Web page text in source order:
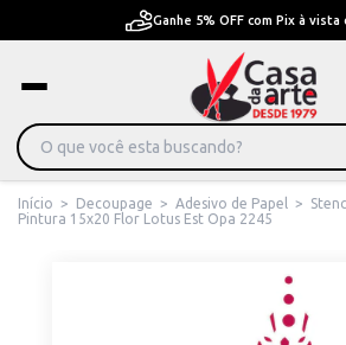
Ganhe 5% OFF com Pix à
Início > Decoupage > Adesivo de Papel >
Pintura 15x20 Flor Lotus Est Opa 2245